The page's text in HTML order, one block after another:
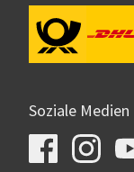
Soziale Medien